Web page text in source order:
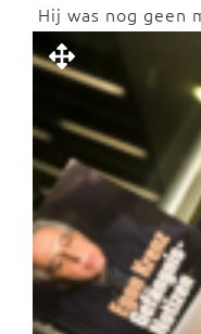
Hij was nog geen